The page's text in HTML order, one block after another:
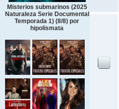
Misterios submarinos (2025
Naturaleza Serie Documental
Temporada 1) (8/8) por
hipolismata